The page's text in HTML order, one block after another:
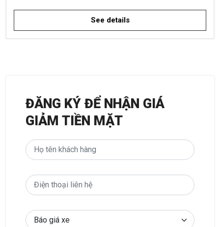
See details
ĐĂNG KÝ ĐỂ NHẬN GIÁ
GIẢM TIỀN MẶT